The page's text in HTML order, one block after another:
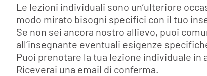
Le lezioni individuali sono un’ulteriore
modo mirato bisogni specifici con il tuo
Se non sei ancora nostro allievo, puoi
all’insegnante eventuali esigenze
Puoi prenotare la tua lezione individuale
Riceverai una email di conferma.